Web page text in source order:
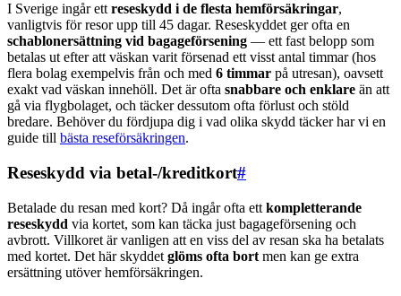
I Sverige ingår ett reseskydd i de flesta hemförsäkringar,
vanligtvis för resor upp till 45 dagar. Reseskyddet ger ofta en
schablonersättning vid bagageförsening — ett fast belopp som
betalas ut efter att väskan varit försenad ett visst antal timmar (hos
flera bolag exempelvis från och med 6 timmar på utresan), oavsett
exakt vad väskan innehöll. Det är ofta snabbare och enklare än att
gå via flygbolaget, och täcker dessutom ofta förlust och stöld
bredare. Behöver du fördjupa dig i vad olika skydd täcker har vi en
guide till bästa reseförsäkringen.
Reseskydd via betal-/kreditkort#
Betalade du resan med kort? Då ingår ofta ett kompletterande
reseskydd via kortet, som kan täcka just bagageförsening och
avbrott. Villkoret är vanligen att en viss del av resan ska ha betalats
med kortet. Det här skyddet glöms ofta bort men kan ge extra
ersättning utöver hemförsäkringen.